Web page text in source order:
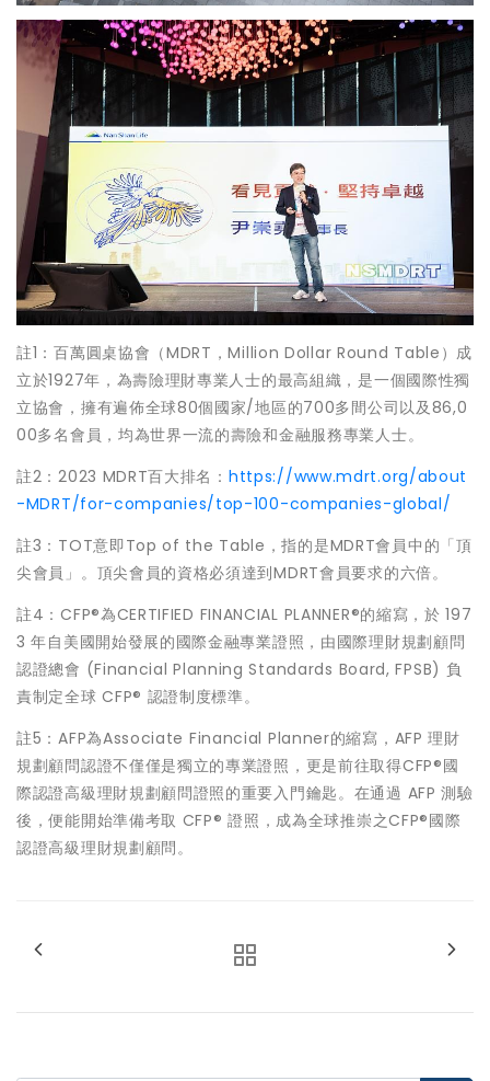
註1：百萬圓桌協會（MDRT，Million Dollar Round Table）成
立於1927年，為壽險理財專業人士的最高組織，是一個國際性獨
立協會，擁有遍佈全球80個國家/地區的700多間公司以及86,0
00多名會員，均為世界一流的壽險和金融服務專業人士。
註2：2023 MDRT百大排名： https://www.mdrt.org/about
-MDRT/for-companies/top-100-companies-global/
註3：TOT意即Top of the Table，指的是MDRT會員中的「頂
尖會員」。頂尖會員的資格必須達到MDRT會員要求的六倍。
註4：CFP®為CERTIFIED FINANCIAL PLANNER®的縮寫，於 197
3 年自美國開始發展的國際金融專業證照，由國際理財規劃顧問
認證總會 (Financial Planning Standards Board, FPSB) 負
責制定全球 CFP® 認證制度標準。
註5：AFP為Associate Financial Planner的縮寫，AFP 理財
規劃顧問認證不僅僅是獨立的專業證照，更是前往取得CFP®國
際認證高級理財規劃顧問證照的重要入門鑰匙。在通過 AFP 測驗
後，便能開始準備考取 CFP® 證照，成為全球推崇之CFP®國際
認證高級理財規劃顧問。